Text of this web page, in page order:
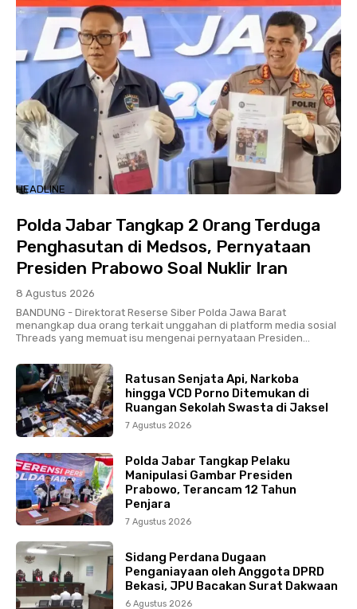
HEADLINE
Polda Jabar Tangkap 2 Orang Terduga
Penghasutan di Medsos, Pernyataan
Presiden Prabowo Soal Nuklir Iran
8 Agustus 2026
BANDUNG - Direktorat Reserse Siber Polda Jawa Barat
menangkap dua orang terkait unggahan di platform media sosial
Threads yang memuat isu mengenai pernyataan Presiden...
Ratusan Senjata Api, Narkoba
hingga VCD Porno Ditemukan di
Ruangan Sekolah Swasta di Jaksel
7 Agustus 2026
Polda Jabar Tangkap Pelaku
Manipulasi Gambar Presiden
Prabowo, Terancam 12 Tahun
Penjara
7 Agustus 2026
Sidang Perdana Dugaan
Penganiayaan oleh Anggota DPRD
Bekasi, JPU Bacakan Surat Dakwaan
6 Agustus 2026